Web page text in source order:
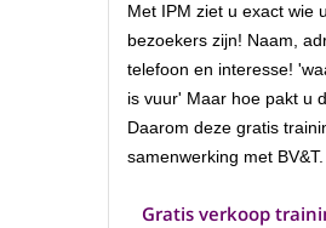
Met IPM ziet u exact wie
bezoekers zijn! Naam,
telefoon en interesse! '
is vuur' Maar hoe pakt u
Daarom deze gratis
samenwerking met BV&T.
Gratis verkoop